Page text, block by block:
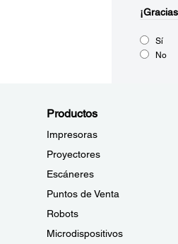
Sí
No
Productos
Impresoras
Proyectores
Escáneres
Puntos de Venta
Robots
Microdispositivos